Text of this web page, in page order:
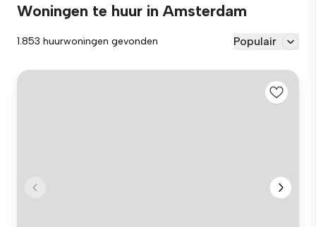
Woningen te huur in Amsterdam
1.853 huurwoningen gevonden Populair